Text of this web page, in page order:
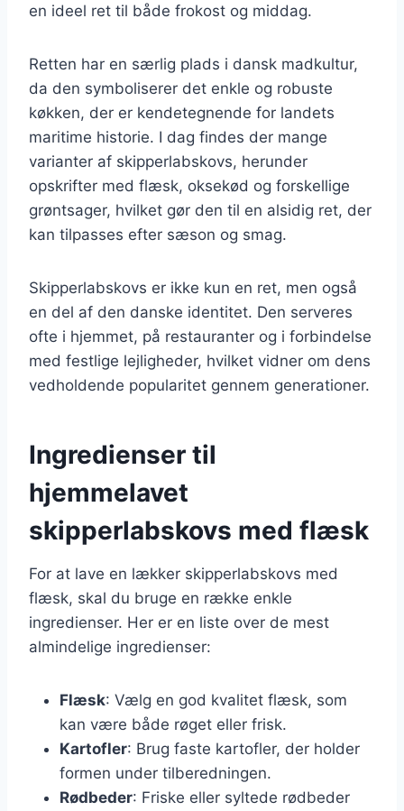
en ideel ret til både frokost og middag.
Retten har en særlig plads i dansk madkultur,
da den symboliserer det enkle og robuste
køkken, der er kendetegnende for landets
maritime historie. I dag findes der mange
varianter af skipperlabskovs, herunder
opskrifter med flæsk, oksekød og forskellige
grøntsager, hvilket gør den til en alsidig ret, der
kan tilpasses efter sæson og smag.
Skipperlabskovs er ikke kun en ret, men også
en del af den danske identitet. Den serveres
ofte i hjemmet, på restauranter og i forbindelse
med festlige lejligheder, hvilket vidner om dens
vedholdende popularitet gennem generationer.
Ingredienser til
hjemmelavet
skipperlabskovs med flæsk
For at lave en lækker skipperlabskovs med
flæsk, skal du bruge en række enkle
ingredienser. Her er en liste over de mest
almindelige ingredienser:
Flæsk: Vælg en god kvalitet flæsk, som
kan være både røget eller frisk.
Kartofler: Brug faste kartofler, der holder
formen under tilberedningen.
Rødbeder: Friske eller syltede rødbeder